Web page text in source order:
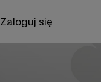
Zaloguj się